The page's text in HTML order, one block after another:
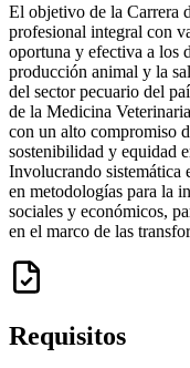
El objetivo de la Carrera
profesional integral con
oportuna y efectiva a los
producción animal y la
del sector pecuario del
de la Medicina
con un alto compromiso
sostenibilidad y equidad
Involucrando sistemática
en metodologías para la
sociales y económicos,
en el marco de las
Requisitos